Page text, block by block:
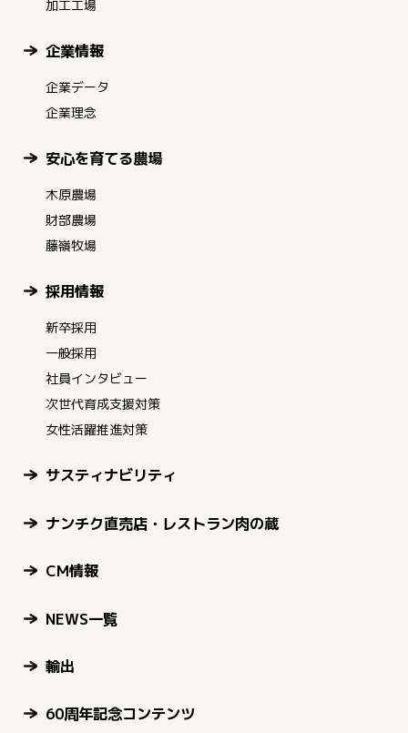
加工工場
企業情報
企業データ
企業理念
安心を育てる農場
木原農場
財部農場
藤嶺牧場
採用情報
新卒採用
一般採用
社員インタビュー
次世代育成支援対策
女性活躍推進対策
サスティナビリティ
ナンチク直売店・レストラン肉の蔵
CM情報
NEWS一覧
輸出
60周年記念コンテンツ